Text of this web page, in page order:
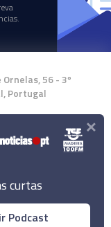
Ornelas, 56 - 3º
Portugal
curtas
Podcast
×